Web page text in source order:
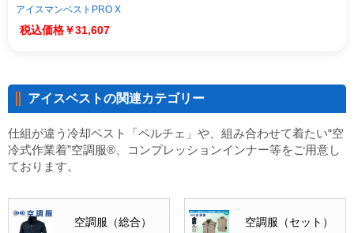
アイスマンベストPRO X
￥31,607
アイスベストの関連カテゴリー
仕組が違う冷却ベスト「ペルチェ」や、組み合わせて着たい“空
冷式作業着”空調服®、コンプレッションインナー等をご用意し
ております。
空調服（総合） 空調服（セット）